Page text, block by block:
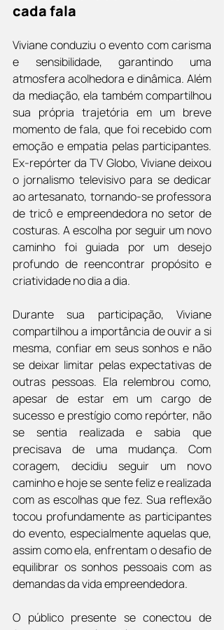
cada fala
Viviane conduziu o evento com carisma
e sensibilidade, garantindo uma
atmosfera acolhedora e dinâmica. Além
da mediação, ela também compartilhou
sua própria trajetória em um breve
momento de fala, que foi recebido com
emoção e empatia pelas participantes.
Ex-repórter da TV Globo, Viviane deixou
o jornalismo televisivo para se dedicar
ao artesanato, tornando-se professora
de tricô e empreendedora no setor de
costuras. A escolha por seguir um novo
caminho foi guiada por um desejo
profundo de reencontrar propósito e
criatividade no dia a dia.
Durante sua participação, Viviane
compartilhou a importância de ouvir a si
mesma, confiar em seus sonhos e não
se deixar limitar pelas expectativas de
outras pessoas. Ela relembrou como,
apesar de estar em um cargo de
sucesso e prestígio como repórter, não
se sentia realizada e sabia que
precisava de uma mudança. Com
coragem, decidiu seguir um novo
caminho e hoje se sente feliz e realizada
com as escolhas que fez. Sua reflexão
tocou profundamente as participantes
do evento, especialmente aquelas que,
assim como ela, enfrentam o desafio de
equilibrar os sonhos pessoais com as
demandas da vida empreendedora.
O público presente se conectou de